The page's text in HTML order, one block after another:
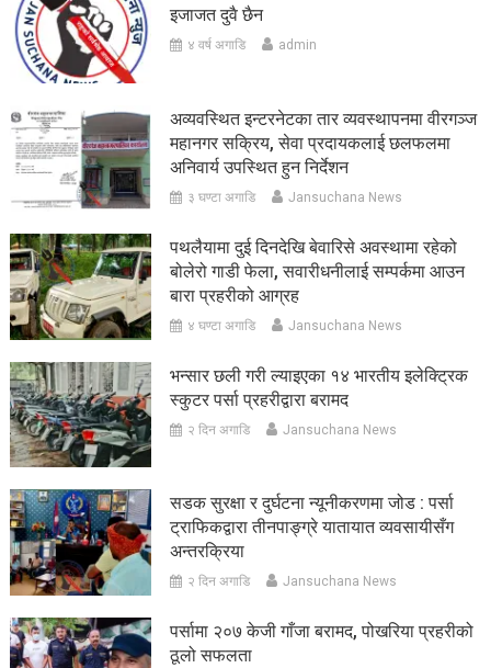
इजाजत दुवै छैन
४ वर्ष अगाडि admin
अव्यवस्थित इन्टरनेटका तार व्यवस्थापनमा वीरगञ्ज
महानगर सक्रिय, सेवा प्रदायकलाई छलफलमा
अनिवार्य उपस्थित हुन निर्देशन
३ घण्टा अगाडि Jansuchana News
पथलैयामा दुई दिनदेखि बेवारिसे अवस्थामा रहेको
बोलेरो गाडी फेला, सवारीधनीलाई सम्पर्कमा आउन
बारा प्रहरीको आग्रह
४ घण्टा अगाडि Jansuchana News
भन्सार छली गरी ल्याइएका १४ भारतीय इलेक्ट्रिक
स्कुटर पर्सा प्रहरीद्वारा बरामद
२ दिन अगाडि Jansuchana News
सडक सुरक्षा र दुर्घटना न्यूनीकरणमा जोड : पर्सा
ट्राफिकद्वारा तीनपाङ्ग्रे यातायात व्यवसायीसँग
अन्तरक्रिया
२ दिन अगाडि Jansuchana News
पर्सामा २०७ केजी गाँजा बरामद, पोखरिया प्रहरीको
ठूलो सफलता